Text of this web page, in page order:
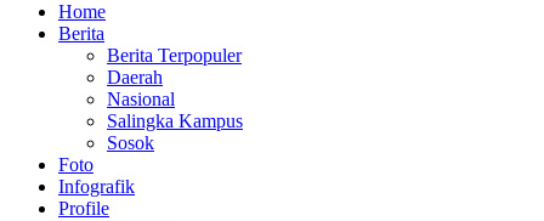
Home
Berita
Berita Terpopuler
Daerah
Nasional
Salingka Kampus
Sosok
Foto
Infografik
Profile